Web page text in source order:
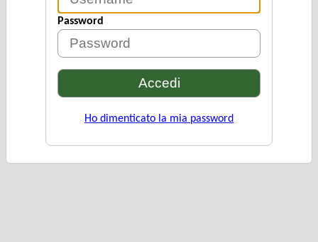
Password
Ho dimenticato la mia password